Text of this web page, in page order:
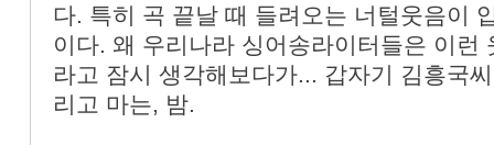
다. 특히 곡 끝날 때 들려오는 너털웃음이
이다. 왜 우리나라 싱어송라이터들은 이런
라고 잠시 생각해보다가... 갑자기 김흥국
리고 마는, 밤.